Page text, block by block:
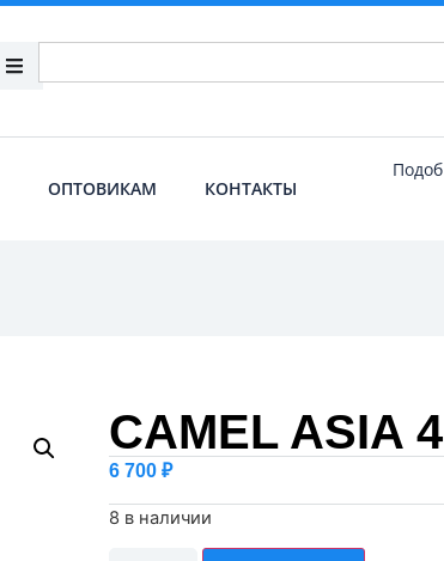
ОПТОВИКАМ КОНТАКТЫ
CAMEL ASIA
6 700 ₽
8 в наличии